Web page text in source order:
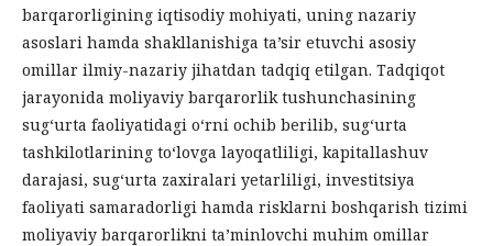
barqarorligining iqtisodiy mohiyati, uning nazariy
asoslari hamda shakllanishiga ta’sir etuvchi asosiy
omillar ilmiy-nazariy jihatdan tadqiq etilgan. Tadqiqot
jarayonida moliyaviy barqarorlik tushunchasining
sugʻurta faoliyatidagi oʻrni ochib berilib, sugʻurta
tashkilotlarining toʻlovga layoqatliligi, kapitallashuv
darajasi, sugʻurta zaxiralari yetarliligi, investitsiya
faoliyati samaradorligi hamda risklarni boshqarish tizimi
moliyaviy barqarorlikni ta’minlovchi muhim omillar